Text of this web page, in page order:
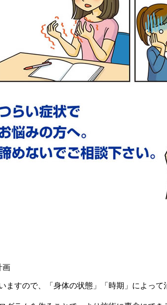
ますので、「身体の状態」「時期」によっ